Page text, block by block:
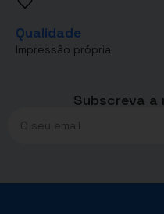
Qualidade
Impressão própria
Subscreva a